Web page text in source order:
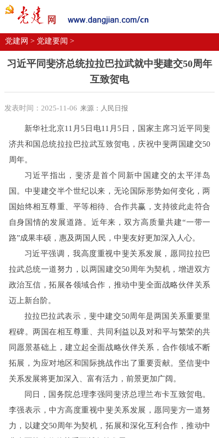
党建要闻
机关党建
校园党建 企业党建
党建网 > 党建要闻 >
习近平同斐济总统拉拉巴拉武就中斐建交50周年
互致贺电
发表时间：2025-11-06 来源：人民日报
新华社北京11月5日电11月5日，国家主席习近平同斐
济共和国总统拉拉巴拉武互致贺电，庆祝中斐两国建交50
周年。
习近平指出，斐济是首个同新中国建交的太平洋岛
国。中斐建交半个世纪以来，无论国际形势如何变化，两
国始终相互尊重、平等相待、合作共赢，支持彼此走符合
自身国情的发展道路。近年来，双方高质量共建“一带一
路”成果丰硕，惠及两国人民，中斐友好更加深入人心。
习近平强调，我高度重视中斐关系发展，愿同拉拉巴
拉武总统一道努力，以两国建交50周年为契机，增进双方
政治互信，拓展各领域合作，推动中斐全面战略伙伴关系
迈上新台阶。
拉拉巴拉武表示，斐中建交50周年是两国关系重要里
程碑。两国在相互尊重、共同利益以及对和平与繁荣的共
同愿景基础上，建立起全面战略伙伴关系，合作领域不断
拓展，为应对地区和国际挑战作出了重要贡献。坚信斐中
关系发展将更加深入、富有活力，前景更加广阔。
同日，国务院总理李强同斐济总理兰布卡互致贺电。
李强表示，中方高度重视中斐关系发展，愿同斐方一道努
力，以建交50周年为契机，拓展和深化互利合作，推动中